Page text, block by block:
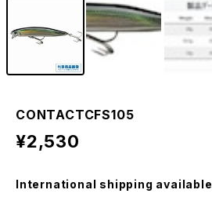
CONTACTCFS105
¥2,530
International shipping available